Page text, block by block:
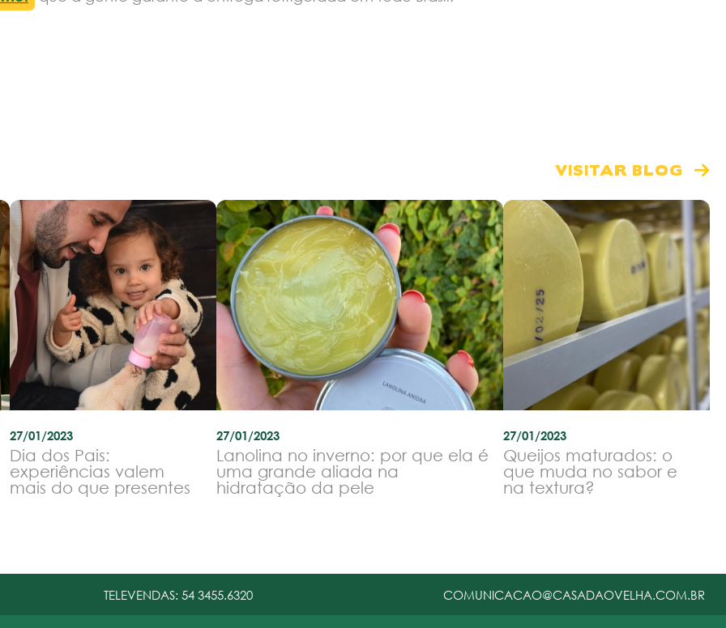
VISITAR BLOG
27/01/2023
Dia dos Pais:
experiências valem
mais do que presentes
27/01/2023
Lanolina no inverno: por que ela é
uma grande aliada na
hidratação da pele
27/01/2023
Queijos maturados: o
que muda no sabor e
na textura?
TELEVENDAS: 54 3455.6320 COMUNICACAO@CASADAOVELHA.COM.BR